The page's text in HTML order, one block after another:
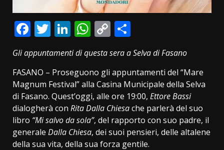
Facebook
Twitter
LinkedIn
WhatsApp
Copy
Link
Gli appuntamenti di questa sera a Selva di Fasano
FASANO – Proseguono gli appuntamenti del “Mare
Magnum Festival” alla Casina Municipale della Selva
di Fasano. Quest’oggi, alle ore 19:00, Ettore Bassi
dialogherà con Rita Dalla Chiesache parlerà del suo
libro “Mi salvo da sola”, del rapporto con suo padre, il
generale Dalla Chiesa, dei suoi pensieri, delle altalene
della sua vita, della sua forza gentile.